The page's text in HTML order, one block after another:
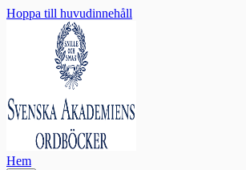
Hoppa till huvudinnehåll
Hem